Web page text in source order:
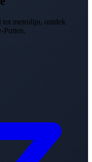
tot metrolijn, ontdek
Putten.